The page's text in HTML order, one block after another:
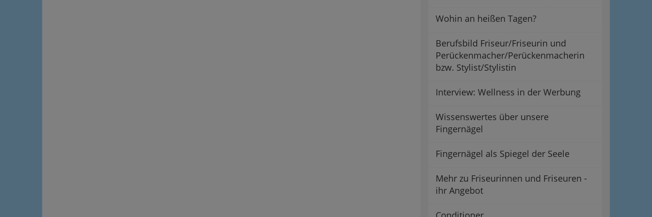
Wohin an heißen Tagen?
Berufsbild Friseur/Friseurin und
Perückenmacher/Perückenmacherin
bzw. Stylist/Stylistin
Interview: Wellness in der Werbung
Wissenswertes über unsere
Fingernägel
Fingernägel als Spiegel der Seele
Mehr zu Friseurinnen und Friseuren -
ihr Angebot